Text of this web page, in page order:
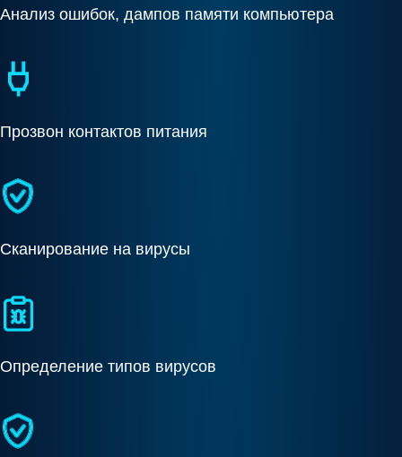
Анализ ошибок, дампов памяти компьютера
Прозвон контактов питания
Сканирование на вирусы
Определение типов вирусов